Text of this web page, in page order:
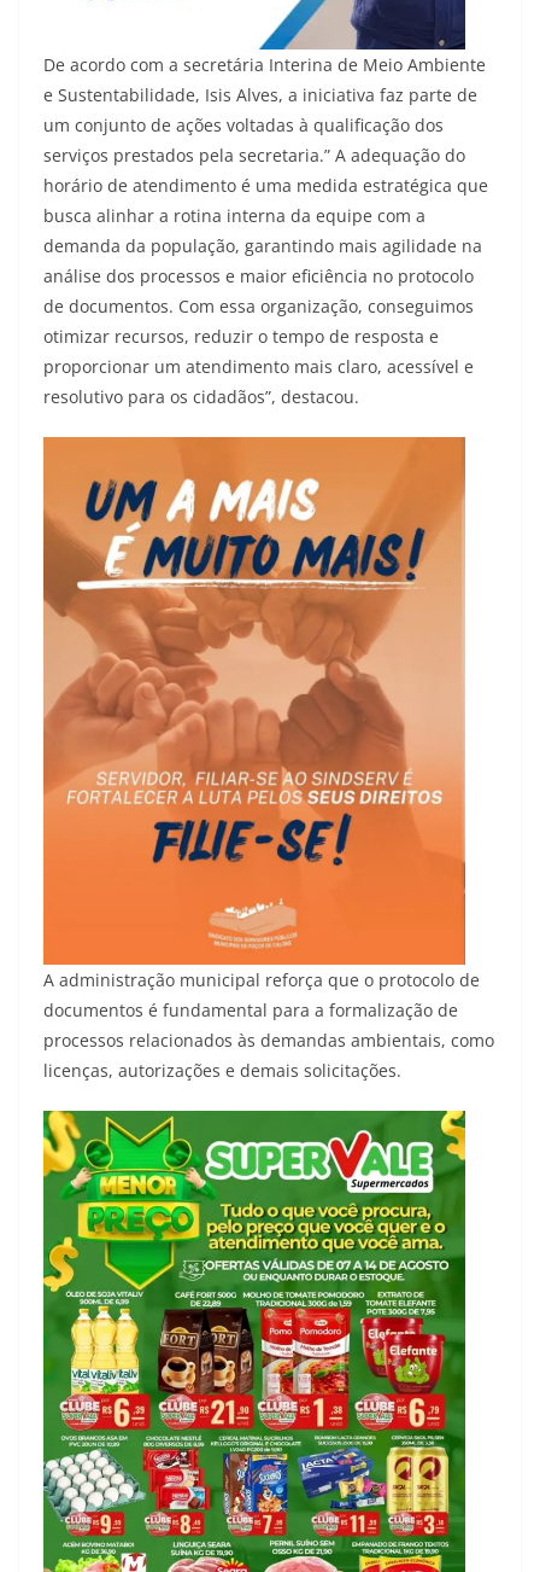
De acordo com a secretária Interina de Meio Ambiente
e Sustentabilidade, Isis Alves, a iniciativa faz parte de
um conjunto de ações voltadas à qualificação dos
serviços prestados pela secretaria.” A adequação do
horário de atendimento é uma medida estratégica que
busca alinhar a rotina interna da equipe com a
demanda da população, garantindo mais agilidade na
análise dos processos e maior eficiência no protocolo
de documentos. Com essa organização, conseguimos
otimizar recursos, reduzir o tempo de resposta e
proporcionar um atendimento mais claro, acessível e
resolutivo para os cidadãos”, destacou.
A administração municipal reforça que o protocolo de
documentos é fundamental para a formalização de
processos relacionados às demandas ambientais, como
licenças, autorizações e demais solicitações.